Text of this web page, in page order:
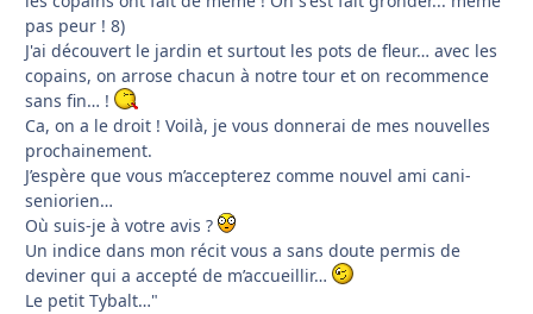
pas peur ! 8)
J'ai découvert le jardin et surtout les pots de fleur… avec les
copains, on arrose chacun à notre tour et on recommence
sans fin… !
Ca, on a le droit ! Voilà, je vous donnerai de mes nouvelles
prochainement.
J’espère que vous m’accepterez comme nouvel ami cani-
seniorien…
Où suis-je à votre avis ?
Un indice dans mon récit vous a sans doute permis de
deviner qui a accepté de m’accueillir…
Le petit Tybalt…"